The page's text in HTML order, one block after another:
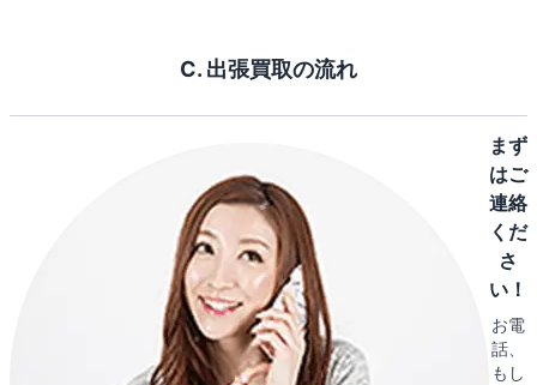
C. 出張買取の流れ
まず
はご
連絡
くだ
さ
い！
お電
話、
もし